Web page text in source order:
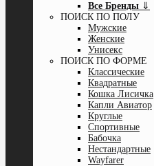
Все Бренды ⇓
ПОИСК ПО ПОЛУ
Мужские
Женские
Унисекс
ПОИСК ПО ФОРМЕ
Классические
Квадратные
Кошка Лисичка
Капли Авиатор
Круглые
Спортивные
Бабочка
Нестандартные
Wayfarer